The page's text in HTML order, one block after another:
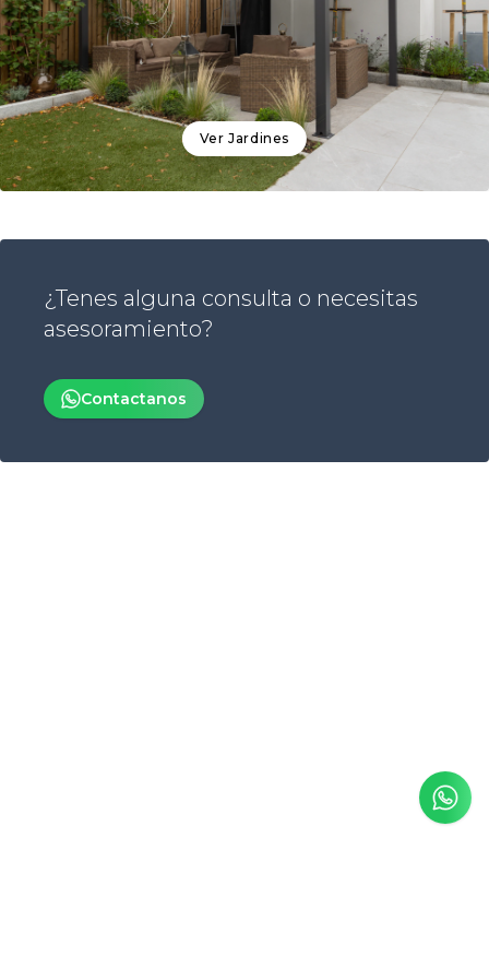
VerJardines
¿Tenes alguna consulta o necesitas
asesoramiento?
Contactanos